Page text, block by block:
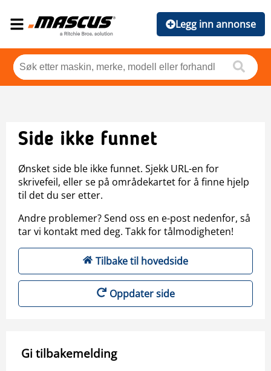
Legg inn annonse
Side ikke funnet
Ønsket side ble ikke funnet. Sjekk URL-en for
skrivefeil, eller se på områdekartet for å finne hjelp
til det du ser etter.
Andre problemer? Send oss en e-post nedenfor, så
tar vi kontakt med deg. Takk for tålmodigheten!
Tilbake til hovedside
Oppdater side
Gi tilbakemelding